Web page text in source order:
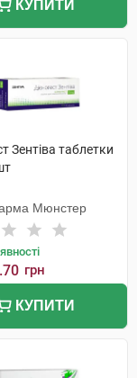
КУПИТИ
Зентіва таблетки
Мюнстер
грн
КУПИТИ